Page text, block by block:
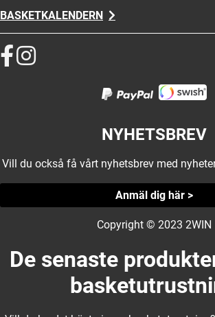
BASKETKALENDERN
NYHETSBREV
Vill du också få vårt nyhetsbrev med
Anmäl dig här >
Copyright © 2023 2WIN
De senaste